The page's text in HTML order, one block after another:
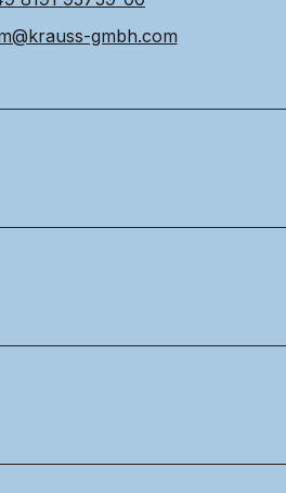
gmbh.com